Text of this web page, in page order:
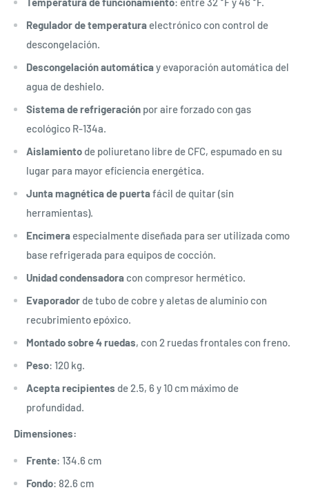
Regulador de temperatura electrónico con control de
descongelación.
Descongelación automáticay evaporación automática del
agua de deshielo.
Sistema de refrigeración por aire forzado con gas
ecológico R-134a.
Aislamiento de poliuretano libre de CFC, espumado en su
lugar para mayor eficiencia energética.
Junta magnética de puertafácil de quitar (sin
herramientas).
Encimera especialmente diseñada para ser utilizada como
base refrigerada para equipos de cocción.
Unidad condensadora con compresor hermético.
Evaporador de tubo de cobre y aletas de aluminio con
recubrimiento epóxico.
Montado sobre 4 ruedas, con 2 ruedas frontales con freno.
Peso: 120 kg.
Acepta recipientes de 2.5, 6 y 10 cm máximo de
profundidad.
Dimensiones:
Frente: 134.6 cm
Fondo: 82.6 cm